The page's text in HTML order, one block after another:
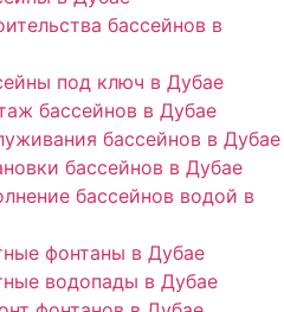
бассейнов в
под ключ в Дубае
бассейнов в Дубае
бассейнов в Дубае
бассейнов в Дубае
бассейнов водой в
фонтаны в Дубае
водопады в Дубае